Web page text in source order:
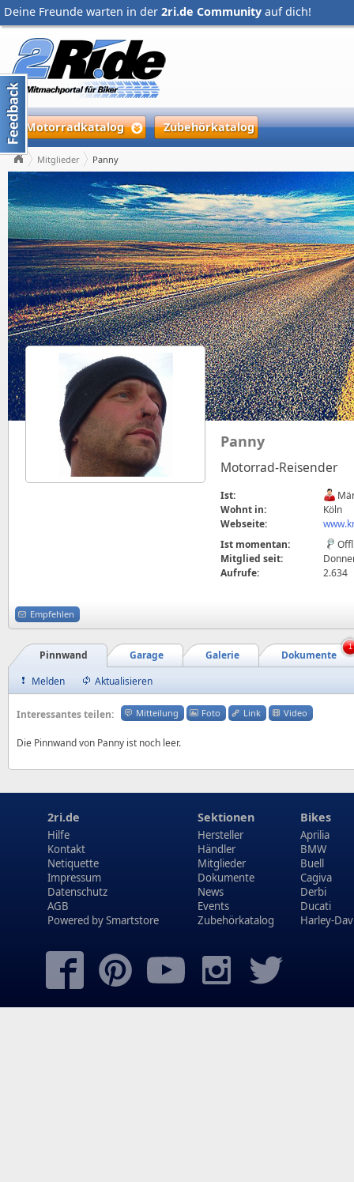
Deine Freunde warten in der 2ri.de Community auf dich!
Motorradkatalog Zubehörkatalog
Mitglieder Panny
Panny
Motorrad-Reisender
Ist:
Wohnt in:
Köln
Webseite:
Ist momentan:
Mitglied seit:
Aufrufe:
2.634
Empfehlen
Dokumente
Galerie
Garage
Pinnwand
1
Melden Aktualisieren
Interessantes teilen: Mitteilung Foto Link Video
Die Pinnwand von Panny ist noch leer.
2ri.de
Hilfe
Kontakt
Netiquette
Impressum
Datenschutz
AGB
Powered bySmartstore
Sektionen
Hersteller
Händler
Mitglieder
Dokumente
News
Events
Zubehörkatalog
Bikes
Aprilia
BMW
Buell
Cagiva
Derbi
Ducati
Harley-